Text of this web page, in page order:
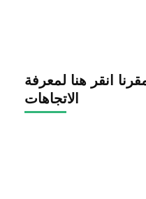
انقر هنا لمعرفة
الاتجاهات